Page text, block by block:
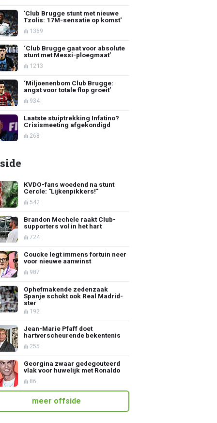
'Club Brugge stunt met nieuwe
Tzolis: 17M-sensatie op komst'
1369
‘Club Brugge gaat voor absolute
stunt met Messi-ploegmaat’
1213
‘Miljoenenbom Club Brugge:
angst voor totale flop groeit’
934
Laatste stuiptrekking Infatino?
Crisismeeting afgekondigd
268
KVDO-fans woedend na stunt
Cercle: "Lijkenpikkers!"
542
Brandon Mechele raakt Club-
supporters vol in het hart
724
Coucke legt immens fortuin neer
voor nieuwe aanwinst
987
Ophefmakende zedenzaak
Spanje schokt ook Real Madrid-
ster
192
Jean-Marie Pfaff doet
hartverscheurende bekentenis
255
Georgina zwaar gedegouteerd
vlak voor huwelijk met Ronaldo
86
meer offside